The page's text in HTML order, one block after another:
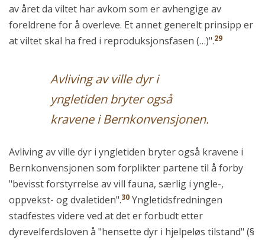
av året da viltet har avkom som er avhengige av
foreldrene for å overleve. Et annet generelt prinsipp er
at viltet skal ha fred i reproduksjonsfasen (…)".29
Avliving av ville dyr i
yngletiden bryter også
kravene i Bernkonvensjonen.
Avliving av ville dyr i yngletiden bryter også kravene i
Bernkonvensjonen som forplikter partene til å forby
"bevisst forstyrrelse av vill fauna, særlig i yngle-,
oppvekst- og dvaletiden".30 Yngletidsfredningen
stadfestes videre ved at det er forbudt etter
dyrevelferdsloven å "hensette dyr i hjelpeløs tilstand" (§